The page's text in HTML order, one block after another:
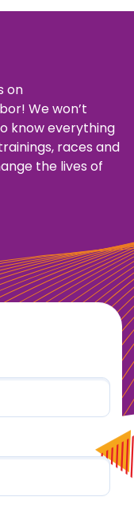
on
We won’t
know everything
races and
the lives of